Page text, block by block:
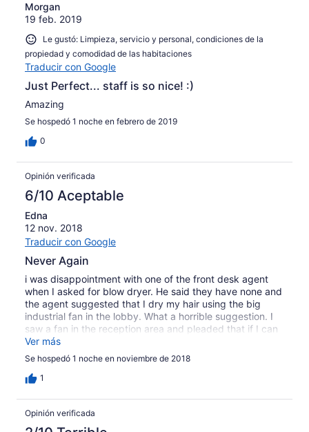
Morgan
19 feb. 2019
Le gustó: Limpieza, servicio y personal, condiciones de la
propiedad y comodidad de las habitaciones
Traducir con Google
Just Perfect... staff is so nice! :)
Amazing
Se hospedó 1 noche en febrero de 2019
0
Opinión verificada
6/10 Aceptable
Edna
12 nov. 2018
Traducir con Google
Never Again
i was disappointment with one of the front desk agent
when I asked for blow dryer. He said they have none and
the agent suggested that I dry my hair using the big
industrial fan in the lobby. What a horrible suggestion. I
saw a fan in the reception area and pleaded that if I can
use it but he will not even work with me. I asked to speak
to a Manager but I have to wait until Manager arrives at
8am. When I returned at 8am, I complaint to the other
front desk agent but no call back from the Manager. I
concern but I guess GOOD CUSTOMER SERVICE is not
their priority. I had reserved 5 rooms for my family and I
think I deserve a better treatment than what I got.
Ver más
Se hospedó 1 noche en noviembre de 2018
1
Opinión verificada